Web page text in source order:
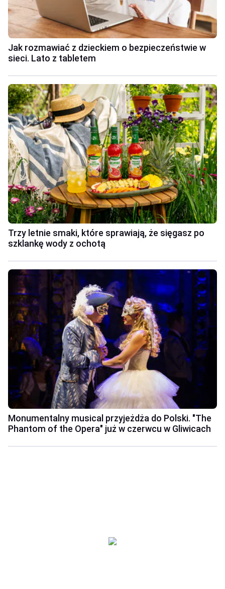
Jak rozmawiać z dzieckiem o bezpieczeństwie w
sieci. Lato z tabletem
Trzy letnie smaki, które sprawiają, że sięgasz po
szklankę wody z ochotą
Monumentalny musical przyjeżdża do Polski. "The
Phantom of the Opera" już w czerwcu w Gliwicach